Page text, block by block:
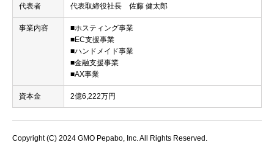
代表者 代表取締役社長 佐藤 健太郎
事業内容
■ホスティング事業
■EC支援事業
■ハンドメイド事業
■金融支援事業
■AX事業
資本金 2億6,222万円
Copyright (C) 2024 GMO Pepabo, Inc. All Rights Reserved.